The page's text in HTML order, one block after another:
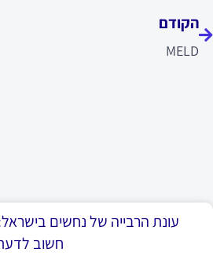
הקודם
MELD
עונת הרבייה של נחשים
חשוב